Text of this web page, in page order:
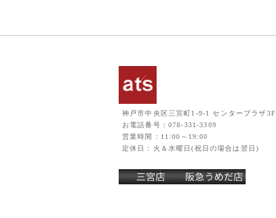
神戸市中央区三宮町1-9-1 センタープラザ3F
お電話番号：078-331-3309
営業時間：11:00～19:00
定休日：火＆水曜日(祝日の場合は翌日)